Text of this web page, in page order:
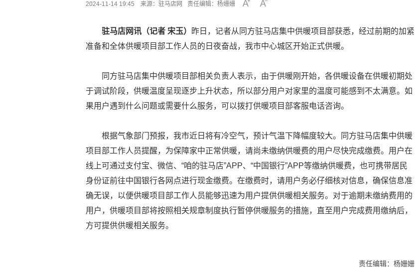
2024-11-14 19:45 来源： 驻马店网 责任编辑：杨姗姗
驻马店网讯（记者 宋玉）
昨日，记者从同方驻马店集中供暖项目部获悉，经过前期的加紧
准备和全体供暖项目部工作人员的日夜奋战，我市中心城区开始正式供暖。
同方驻马店集中供暖项目部相关负责人表示，由于供暖刚开始，各供暖设备在供暖初期处
于调试阶段，供暖温度呈现逐步上升状态，所以部分用户对家里的温度可能感到不太满意。如
果用户遇到什么问题或需要什么服务，可以拨打供暖项目部客服电话咨询。
根据气象部门预报，我市近日将有冷空气，预计气温下降幅度较大。同方驻马店集中供暖
项目部工作人员提醒，为保障家中正常供暖，请尚未缴纳供暖费的用户尽快完成缴费。用户在
线上可通过支付宝、微信、“咱的驻马店”APP、“中国银行”APP等缴纳供暖费，也可携带居民
身份证前往中国银行各网点进行现金缴费。在缴费时，请用户务必仔细核对信息，确保信息准
确无误，以便供暖项目部工作人员能够迅速为用户提供供暖相关服务。对于逾期未缴纳费用的
用户，供暖项目部将按照相关规章制度执行暂停供暖服务的措施，直至用户完成费用缴纳后，
方可提供供暖相关服务。
责任编辑：杨姗姗